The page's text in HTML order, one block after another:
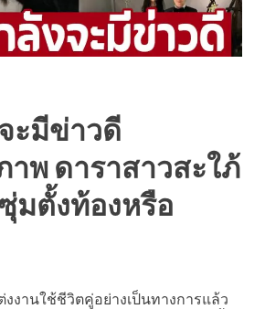
ะมีข่าวดี
พ ดาราสาวสะใภ้
มตั้งท้องหรือ
งานใช้ชีวิตคู่อย่างเป็นทางการแล้ว